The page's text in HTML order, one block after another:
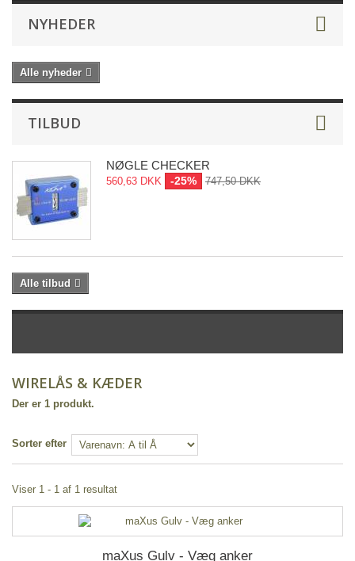
NYHEDER
Alle nyheder
TILBUD
NØGLE CHECKER
560,63 DKK -25% 747,50 DKK
Alle tilbud
WIRELÅS & KÆDER
Der er 1 produkt.
Sorter efter
Viser 1 - 1 af 1 resultat
maXus Gulv - Væg anker